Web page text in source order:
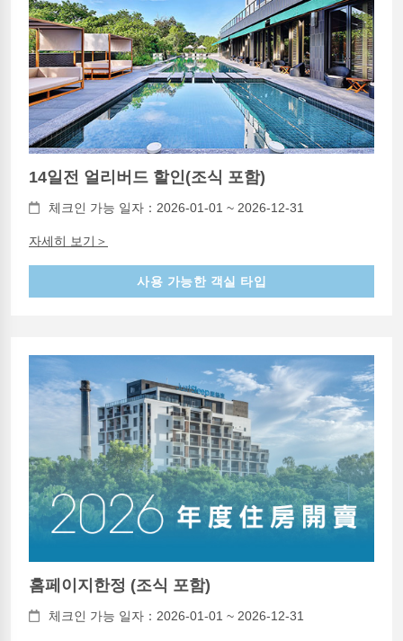
14일전 얼리버드 할인(조식 포함)
체크인 가능 일자：2026-01-01 ~ 2026-12-31
자세히 보기＞
사용 가능한 객실 타입
홈페이지한정 (조식 포함)
체크인 가능 일자：2026-01-01 ~ 2026-12-31